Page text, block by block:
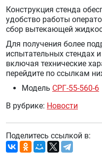
Конструкция стенда
удобство работы
сбор вытекающей
Для получения более
испытательных стендах
включая технические
перейдите по ссылкам
Модель СРГ-55-560-6
В рубрике: Новости
Поделитесь ссылкой в: